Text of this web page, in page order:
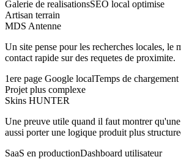
Galerie de realisationsSEO local optimise
Artisan terrain
MDS Antenne
Un site pense pour les recherches locales, le
contact rapide sur des requetes de proximite.
1ere page Google localTemps de chargement
Projet plus complexe
Skins HUNTER
Une preuve utile quand il faut montrer
aussi porter une logique produit plus
SaaS en productionDashboard utilisateur